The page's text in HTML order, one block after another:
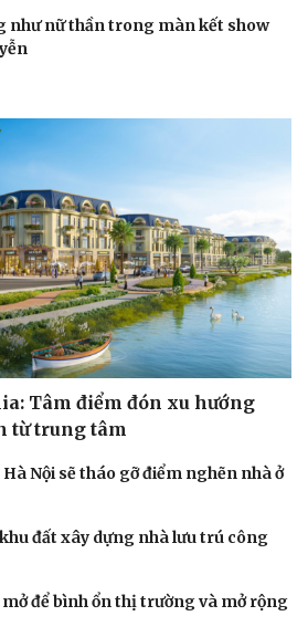
Đời sống
Blog
như nữ thần trong màn kết show
Tâm điểm đón xu hướng
từ trung tâm
Nội sẽ tháo gỡ điểm nghẽn nhà ở
đất xây dựng nhà lưu trú công
mở để bình ổn thị trường và mở rộng